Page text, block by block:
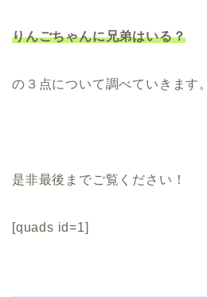
りんごちゃんに兄弟はいる？
の３点について調べていきます。
是非最後までご覧ください！
[quads id=1]